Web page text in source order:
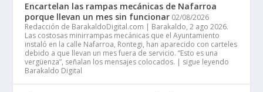
Encartelan las rampas mecánicas de Nafarroa
porque llevan un mes sin funcionar 02/08/2026
Redacción de BarakaldoDigital.com | Barakaldo, 2 ago 2026.
Las costosas minirrampas mecánicas que el Ayuntamiento
instaló en la calle Nafarroa, Rontegi, han aparecido con carteles
debido a que llevan un mes fuera de servicio. “Esto es una
vergüenza”, señalan los mensajes colocados. | sigue leyendo
Barakaldo Digital